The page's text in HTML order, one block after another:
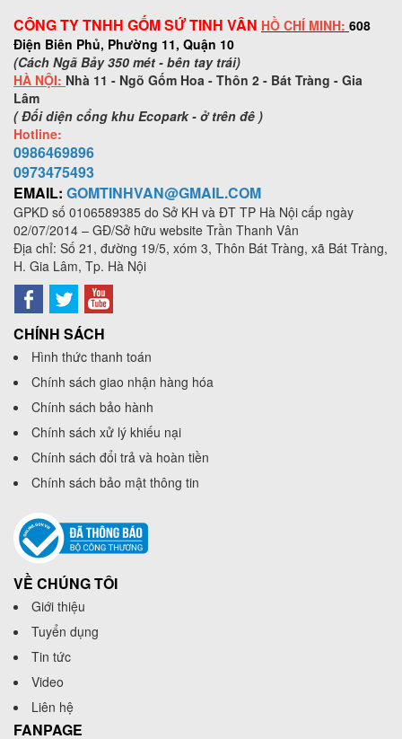
CÔNG TY TNHH GỐM SỨ TINH VÂN HỒ CHÍ MINH: 608
Điện Biên Phủ, Phường 11, Quận 10
(Cách Ngã Bảy 350 mét - bên tay trái)
HÀ NỘI: Nhà 11 - Ngõ Gốm Hoa - Thôn 2 - Bát Tràng - Gia
Lâm
( Đối diện cổng khu Ecopark - ở trên đê )
Hotline:
0986469896
0973475493
EMAIL: GOMTINHVAN@GMAIL.COM
GPKD số 0106589385 do Sở KH và ĐT TP Hà Nội cấp ngày
02/07/2014 – GĐ/Sở hữu website Trần Thanh Vân
Địa chỉ: Số 21, đường 19/5, xóm 3, Thôn Bát Tràng, xã Bát Tràng,
H. Gia Lâm, Tp. Hà Nội
CHÍNH SÁCH
Hình thức thanh toán
Chính sách giao nhận hàng hóa
Chính sách bảo hành
Chính sách xử lý khiếu nại
Chính sách đổi trả và hoàn tiền
Chính sách bảo mật thông tin
VỀ CHÚNG TÔI
Giới thiệu
Tuyển dụng
Tin tức
Video
Liên hệ
FANPAGE